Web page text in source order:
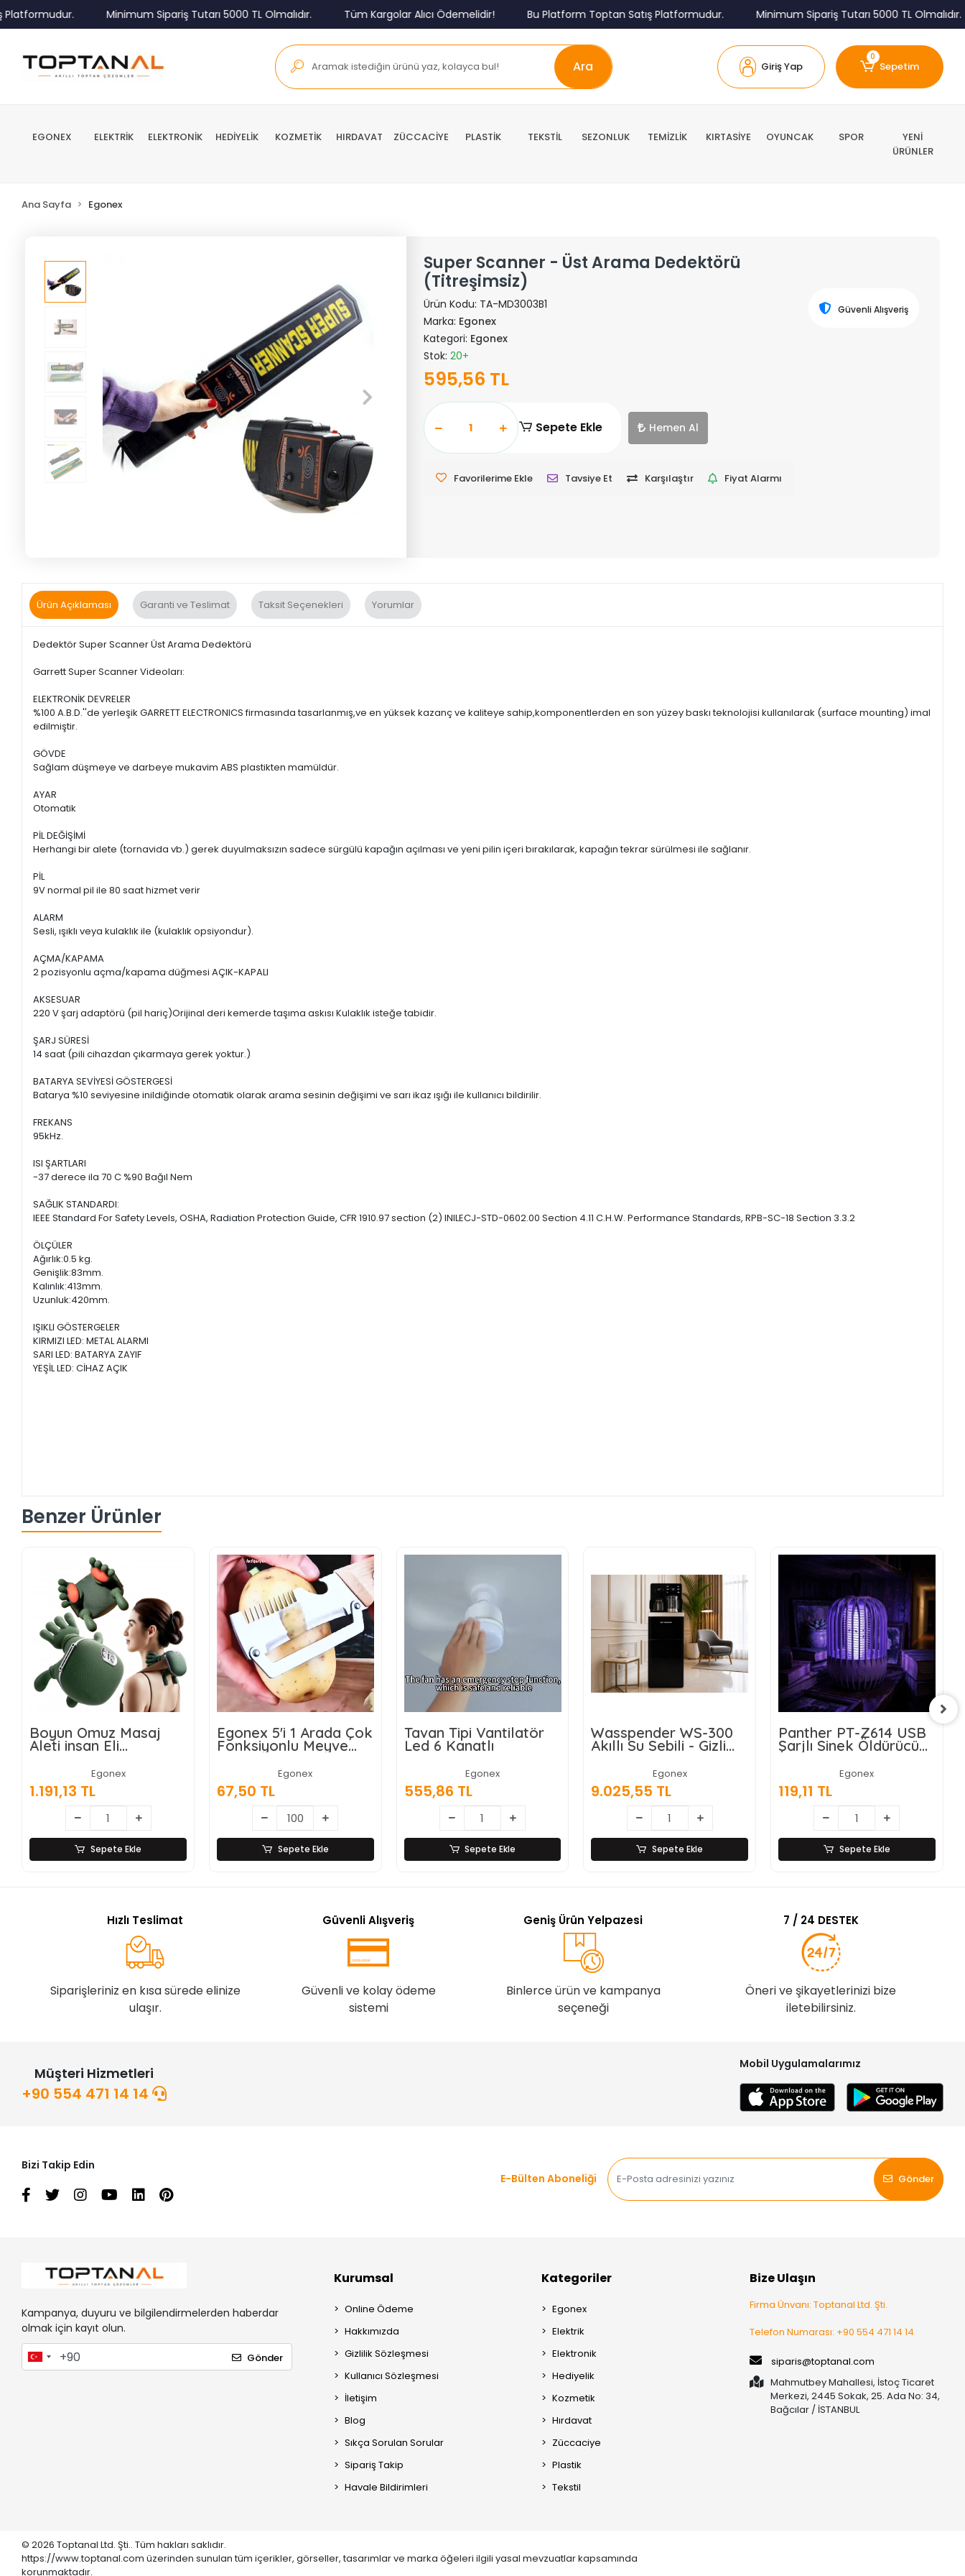
Minimum Sipariş Tutarı 5000 TL Olmalıdır. Tüm Kargolar Alıcı Ödemelidir! Bu Platform Toptan Satış Platformudur. Minimum Sipariş Tutarı 5000 TL Olmalıdır.
Ara Giriş Yap
0
Sepetim
EGONEX ELEKTRİK ELEKTRONİK HEDİYELİK KOZMETİK HIRDAVAT ZÜCCACİYE PLASTİK TEKSTİL SEZONLUK TEMİZLİK KIRTASİYE OYUNCAK SPOR
YENİ
ÜRÜNLER
Ana Sayfa Egonex
Super Scanner - Üst Arama Dedektörü
(Titreşimsiz)
Ürün Kodu: TA-MD3003B1
Marka: Egonex
Kategori: Egonex
Stok: 20+
595,56 TL
Sepete Ekle Hemen Al
Favorilerime Ekle Tavsiye Et Karşılaştır Fiyat Alarmı
Güvenli Alışveriş
Ürün Açıklaması Garanti ve Teslimat Taksit Seçenekleri Yorumlar
Dedektör Super Scanner Üst Arama Dedektörü
Garrett Super Scanner Videoları:
ELEKTRONİK DEVRELER
%100 A.B.D.''de yerleşik GARRETT ELECTRONICS firmasında tasarlanmış,ve en yüksek kazanç ve kaliteye sahip,komponentlerden en son yüzey baskı teknolojisi kullanılarak (surface mounting) imal
edilmiştir.
GÖVDE
Sağlam düşmeye ve darbeye mukavim ABS plastikten mamüldür.
AYAR
Otomatik
PİL DEĞİŞİMİ
Herhangi bir alete (tornavida vb.) gerek duyulmaksızın sadece sürgülü kapağın açılması ve yeni pilin içeri bırakılarak, kapağın tekrar sürülmesi ile sağlanır.
PİL
9V normal pil ile 80 saat hizmet verir
ALARM
Sesli, ışıklı veya kulaklık ile (kulaklık opsiyondur).
AÇMA/KAPAMA
2 pozisyonlu açma/kapama düğmesi AÇIK-KAPALI
AKSESUAR
220 V şarj adaptörü (pil hariç)Orijinal deri kemerde taşıma askısı Kulaklık isteğe tabidir.
ŞARJ SÜRESİ
14 saat (pili cihazdan çıkarmaya gerek yoktur.)
BATARYA SEVİYESİ GÖSTERGESİ
Batarya %10 seviyesine inildiğinde otomatik olarak arama sesinin değişimi ve sarı ikaz ışığı ile kullanıcı bildirilir.
FREKANS
95kHz.
ISI ŞARTLARI
-37 derece ila 70 C %90 Bağıl Nem
SAĞLIK STANDARDI:
IEEE Standard For Safety Levels, OSHA, Radiation Protection Guide, CFR 1910.97 section (2) INILECJ-STD-0602.00 Section 4.11 C.H.W. Performance Standards, RPB-SC-18 Section 3.3.2
ÖLÇÜLER
Ağırlık:0.5 kg.
Genişlik:83mm.
Kalınlık:413mm.
Uzunluk:420mm.
IŞIKLI GÖSTERGELER
KIRMIZI LED: METAL ALARMI
SARI LED: BATARYA ZAYIF
YEŞİL LED: CİHAZ AÇIK
Benzer Ürünler
Boyun Omuz Masaj
Aleti insan Eli
Egonex
1.191,13 TL
Sepete Ekle
Egonex 5'i 1 Arada Çok
Fonksiyonlu Meyve
Sebze Soyacağı,
Jülyen Dilimleyici ve
Şişe Açacağı – Ahşap
Saplı Paslanmaz Çelik
Egonex
67,50 TL
Sepete Ekle
Tavan Tipi Vantilatör
Led 6 Kanatlı
Egonex
555,86 TL
Sepete Ekle
Wasspender WS-300
Akıllı Su Sebili - Gizli
Dokunmatik Ekran
Egonex
9.025,55 TL
Sepete Ekle
Panther PT-Z614 USB
Şarjlı Sinek Öldürücü
Lamba
Egonex
119,11 TL
Sepete Ekle
Hızlı Teslimat
Siparişleriniz en kısa sürede elinize
ulaşır.
Güvenli Alışveriş
Güvenli ve kolay ödeme
sistemi
Geniş Ürün Yelpazesi
Binlerce ürün ve kampanya
seçeneği
7 / 24 DESTEK
Öneri ve şikayetlerinizi bize
iletebilirsiniz.
Müşteri Hizmetleri
+90 554 471 14 14
Mobil Uygulamalarımız
Bizi Takip Edin
E-Bülten Aboneliği
Gönder
Kampanya, duyuru ve bilgilendirmelerden haberdar
olmak için kayıt olun.
Gönder
Kurumsal
Online Ödeme
Hakkımızda
Gizlilik Sözleşmesi
Kullanıcı Sözleşmesi
İletişim
Blog
Sıkça Sorulan Sorular
Sipariş Takip
Havale Bildirimleri
Kategoriler
Egonex
Elektrik
Elektronik
Hediyelik
Kozmetik
Hırdavat
Züccaciye
Plastik
Tekstil
Bize Ulaşın
Firma Ünvanı: Toptanal Ltd. Şti.
Telefon Numarası: +90 554 471 14 14
siparis@toptanal.com
Mahmutbey Mahallesi, İstoç Ticaret
Merkezi, 2445 Sokak, 25. Ada No: 34,
Bağcılar / İSTANBUL
© 2026 Toptanal Ltd. Şti.. Tüm hakları saklıdır.
https://www.toptanal.com üzerinden sunulan tüm içerikler, görseller, tasarımlar ve marka öğeleri ilgili yasal mevzuatlar kapsamında
korunmaktadır.